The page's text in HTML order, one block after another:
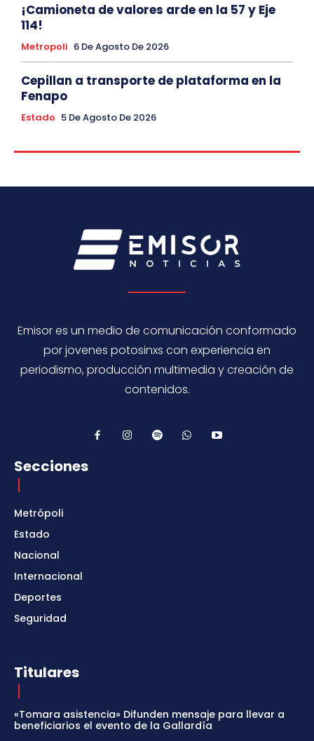
¡Camioneta de valores arde en la 57 y Eje
114!
Metropoli 6 De Agosto De 2026
Cepillan a transporte de plataforma en la
Fenapo
Estado 5 De Agosto De 2026
Emisor es un medio de comunicación conformado
por jovenes potosinxs con experiencia en
periodismo, producción multimedia y creación de
contenidos.
Secciones
Metrópoli
Estado
Nacional
Internacional
Deportes
Seguridad
Titulares
«Tomara asistencia» Difunden mensaje para llevar a
beneficiarios el evento de la Gallardía